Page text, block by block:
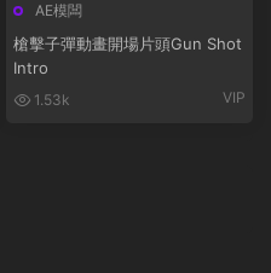
AE模闆
槍擊子彈動畫開場片頭Gun Shot
Intro
1.53k VIP